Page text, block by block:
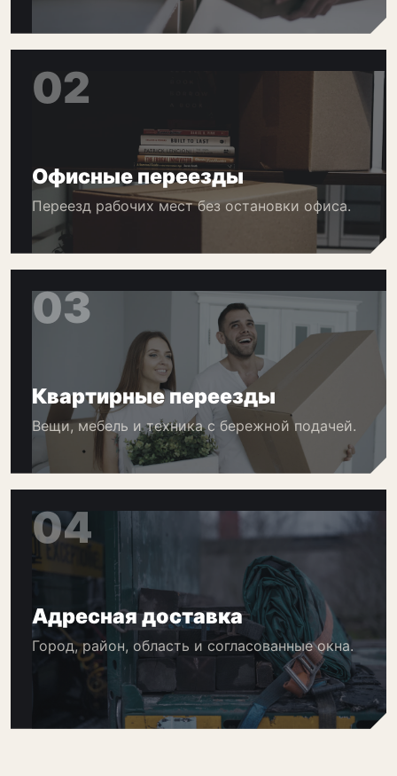
02
Офисные переезды
Переезд рабочих мест без остановки офиса.
03
Квартирные переезды
Вещи, мебель и техника с бережной подачей.
04
Адресная доставка
Город, район, область и согласованные окна.